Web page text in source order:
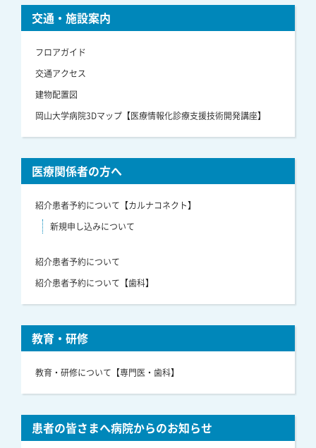
交通・施設案内
フロアガイド
交通アクセス
建物配置図
岡山大学病院3Dマップ【医療情報化診療支援技術開発講座】
医療関係者の方へ
紹介患者予約について【カルナコネクト】
新規申し込みについて
紹介患者予約について
紹介患者予約について【歯科】
教育・研修
教育・研修について【専門医・歯科】
患者の皆さまへ病院からのお知らせ